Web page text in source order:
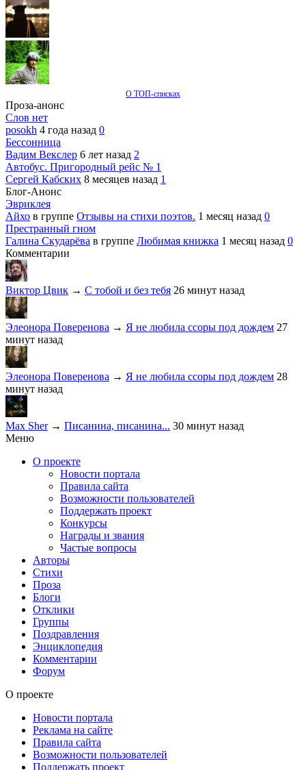
О ТОП-списках
Проза-анонс
Слов нет
posokh 4 года назад 0
Бессонница
Вадим Векслер 6 лет назад 2
Автобус. Пригородный рейс № 1
Сергей Кабских 8 месяцев назад 1
Блог-Анонс
Эвриклея
Айхо в группе Отзывы на стихи поэтов. 1 месяц назад 0
Престранный гном
Галина Скударёва в группе Любимая книжка 1 месяц назад 0
Комментарии
Виктор Цвик → С тобой и без тебя 26 минут назад
Элеонора Поверенова → Я не любила ссоры под дождем 27
минут назад
Элеонора Поверенова → Я не любила ссоры под дождем 28
минут назад
Max Sher→ Писанина, писанина... 30 минут назад
Меню
О проекте
Новости портала
Правила сайта
Возможности пользователей
Поддержать проект
Конкурсы
Награды и звания
Частые вопросы
Авторы
Стихи
Проза
Блоги
Отклики
Группы
Поздравления
Энциклопедия
Комментарии
Форум
О проекте
Новости портала
Реклама на сайте
Правила сайта
Возможности пользователей
Поддержать проект